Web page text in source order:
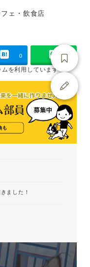
ャンル
フェ・飲食店
0
ムを利用しています
ました！